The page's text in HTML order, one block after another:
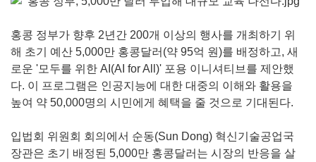
홍콩 정부가 향후 2년간 200개 이상의 행사를 개최하기 위
해 초기 예산 5,000만 홍콩달러(약 95억 원)를 배정하고, 새
로운 '모두를 위한 AI(AI for All)' 포용 이니셔티브를 제안했
다. 이 프로그램은 인공지능에 대한 대중의 이해와 활용을
높여 약 50,000명의 시민에게 혜택을 줄 것으로 기대된다.
입법회 위원회 회의에서 순동(Sun Dong) 혁신기술공업국
장관은 초기 배정된 5,000만 홍콩달러는 시장의 반응을 살